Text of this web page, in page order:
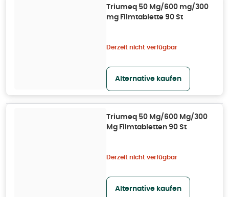
Triumeq 50 Mg/600 mg/300
mg Filmtablette 90 St
Derzeit nicht verfügbar
Alternative kaufen
Triumeq 50 Mg/600 Mg/300
Mg Filmtabletten 90 St
Derzeit nicht verfügbar
Alternative kaufen